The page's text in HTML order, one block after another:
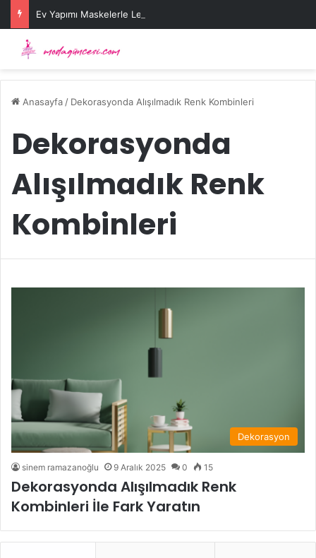
Ev Yapımı Maskelerle Leke Sorununa Çözüm Önerileri
Anasayfa / Dekorasyonda Alışılmadık Renk Kombinleri
Dekorasyonda
Alışılmadık Renk
Kombinleri
Dekorasyon
sinem ramazanoğlu 9 Aralık 2025 0 15
Dekorasyonda Alışılmadık Renk
Kombinleri İle Fark Yaratın